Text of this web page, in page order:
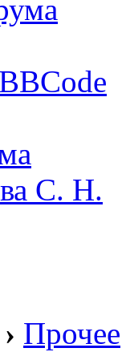
С. Н.
› Прочее